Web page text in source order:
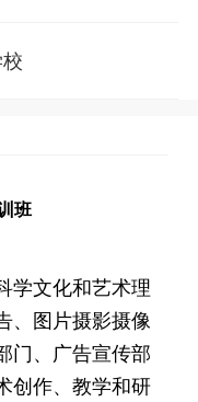
班
学文化和艺术理
、图片摄影摄像
门、广告宣传部
创作、教学和研